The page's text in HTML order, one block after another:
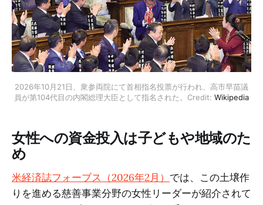
2026年10月21日、衆参両院にて首相指名投票が行われ、高市早苗議
員が第104代目の内閣総理大臣として指名された。Credit: Wikipedia
女性への資金投入は子どもや地域のた
め
米経済誌フォーブス（2026年2月） では、この土壌作
りを進める慈善事業分野の女性リーダーが紹介されて